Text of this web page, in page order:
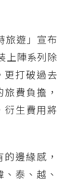
旅遊」宣布
上陣系列除
更打破過去
費負擔，
衍生費用將
邊緣感，
泰、越、